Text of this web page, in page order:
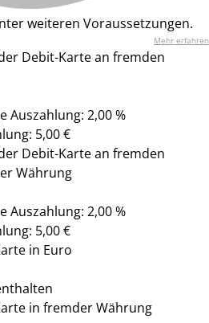
weiteren Voraussetzungen.
Mehr erfahren
Debit-Karte an fremden
Auszahlung: 2,00 %
5,00 €
Debit-Karte an fremden
Währung
Auszahlung: 2,00 %
5,00 €
in Euro
in fremder Währung